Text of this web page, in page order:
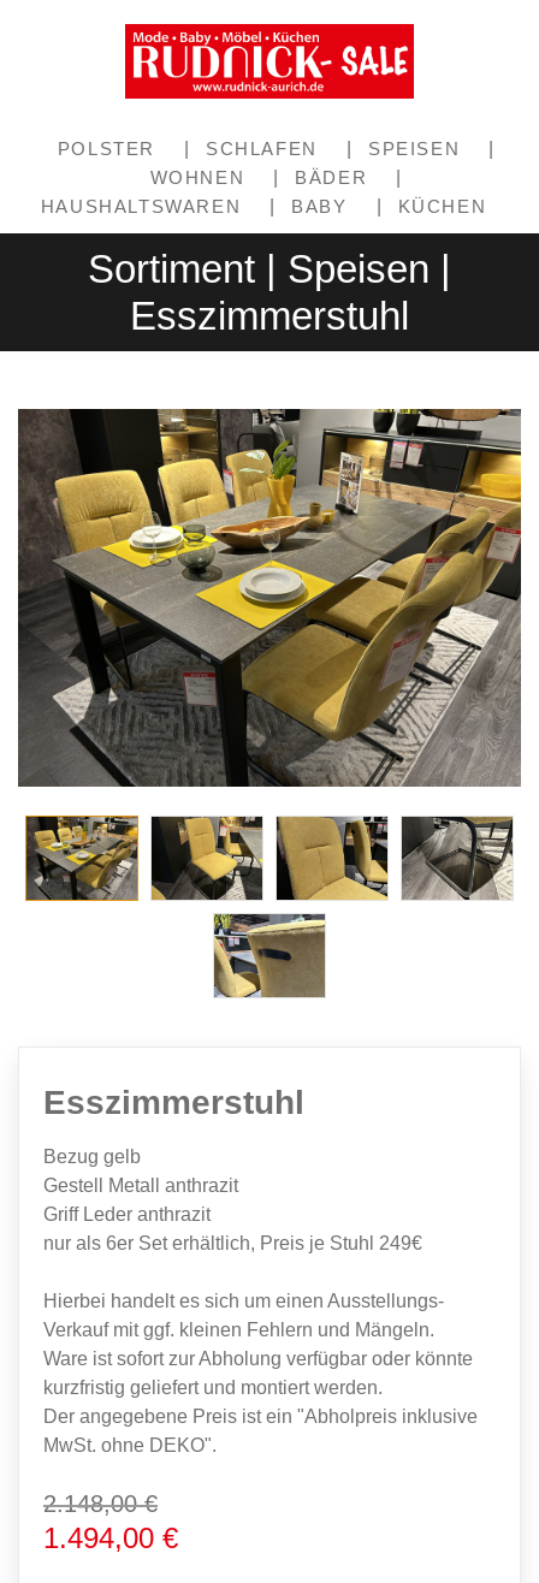
POLSTER SCHLAFEN SPEISEN
WOHNEN
BÄDER
HAUSHALTSWAREN
BABY KÜCHEN
Sortiment | Speisen |
Esszimmerstuhl
Esszimmerstuhl
Bezug gelb
Gestell Metall anthrazit
Griff Leder anthrazit
nur als 6er Set erhältlich, Preis je Stuhl 249€
Hierbei handelt es sich um einen Ausstellungs-
Verkauf mit ggf. kleinen Fehlern und Mängeln.
Ware ist sofort zur Abholung verfügbar oder könnte
kurzfristig geliefert und montiert werden.
Der angegebene Preis ist ein "Abholpreis inklusive
MwSt. ohne DEKO".
2.148,00 €
1.494,00 €